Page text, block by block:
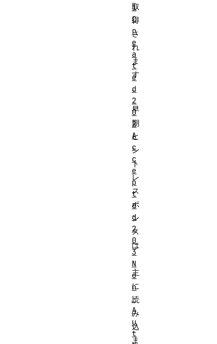
取
得
さ
れ
ま
す
。
早
期
ヒ
ン
ト
レ
ス
ポ
ン
ス
は
、
主
に
読
み
込
ま
1
C
r
e
a
t
e
d
2
0
2
A
c
c
e
p
t
e
d
2
0
3
N
o
n
-
A
u
t